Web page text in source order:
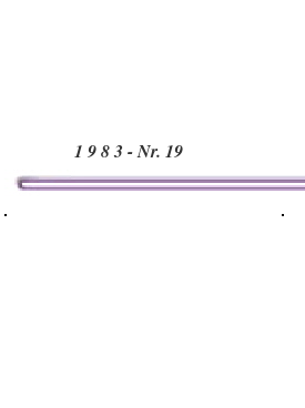
1 9 8 3 - Nr. 19